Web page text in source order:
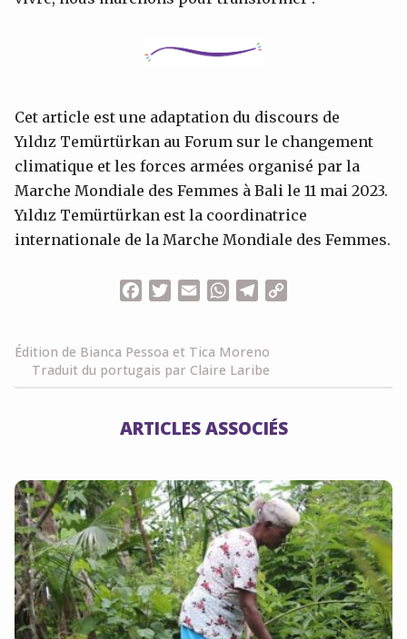
Cet article est une adaptation du discours de
Yıldız Temürtürkan au Forum sur le changement
climatique et les forces armées organisé par la
Marche Mondiale des Femmes à Bali le 11 mai 2023.
Yıldız Temürtürkan est la coordinatrice
internationale de la Marche Mondiale des Femmes.
FacebookTwitterEmailWhatsApp
Telegram
Édition de Bianca Pessoa et Tica Moreno
Traduit du portugais par Claire Laribe
ARTICLES ASSOCIÉS